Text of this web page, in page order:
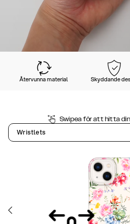
Återvunna material Skyddande
Swipea för att hitta
Wristlets